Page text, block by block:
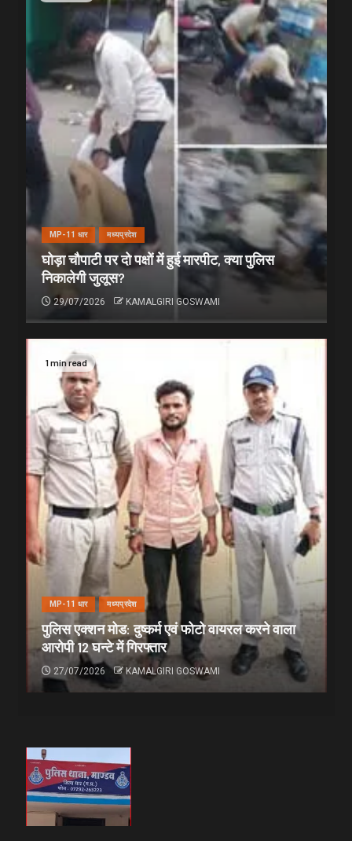
MP-11 धार मध्यप्रदेश
घोड़ा चौपाटी पर दो पक्षों में हुई मारपीट, क्या पुलिस
निकालेगी जुलूस?
29/07/2026 KAMALGIRI GOSWAMI
1 min read
MP-11 धार मध्यप्रदेश
पुलिस एक्शन मोड: दुष्कर्म एवं फोटो वायरल करने वाला
आरोपी 12 घन्टे में गिरफ्तार
27/07/2026 KAMALGIRI GOSWAMI